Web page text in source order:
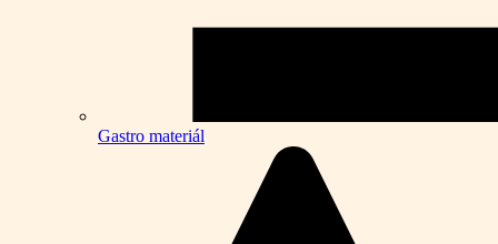
Gastro materiál